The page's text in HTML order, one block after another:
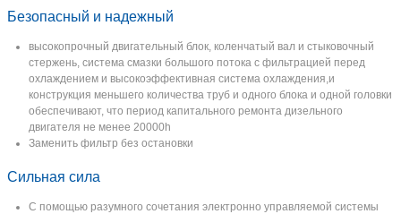
Безопасный и надежный
высокопрочный двигательный блок, коленчатый вал и стыковочный
стержень, система смазки большого потока с фильтрацией перед
охлаждением и высокоэффективная система охлаждения,и
конструкция меньшего количества труб и одного блока и одной головки
обеспечивают, что период капитального ремонта дизельного
двигателя не менее 20000h
Заменить фильтр без остановки
Сильная сила
С помощью разумного сочетания электронно управляемой системы